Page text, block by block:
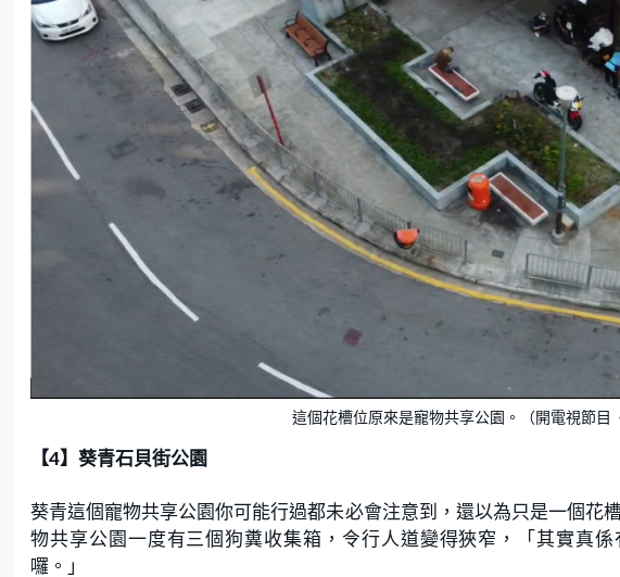
這個花槽位原來是寵物共享公園。（開電視節目
【4】葵青石貝街公園
葵青這個寵物共享公園你可能行過都未必會注意到，還以為只是一個花
物共享公園一度有三個狗糞收集箱，令行人道變得狹窄，「其實真
囉。」